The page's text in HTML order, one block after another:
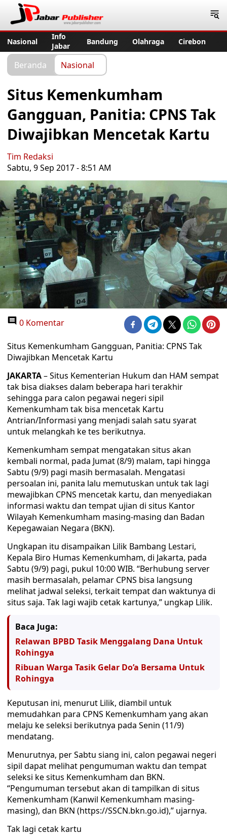
Nasional
Info
Jabar
Bandung Olahraga Cirebon
Beranda Nasional
Situs Kemenkumham
Gangguan, Panitia: CPNS Tak
Diwajibkan Mencetak Kartu
Tim Redaksi
Sabtu, 9 Sep 2017 - 8:51 AM
0 Komentar
Situs Kemenkumham Gangguan, Panitia: CPNS Tak
Diwajibkan Mencetak Kartu
JAKARTA– Situs Kementerian Hukum dan HAM sempat
tak bisa diakses dalam beberapa hari terakhir
sehingga para calon pegawai negeri sipil
Kemenkumham tak bisa mencetak Kartu
Antrian/Informasi yang menjadi salah satu syarat
untuk melangkah ke tes berikutnya.
Kemenkumham sempat mengatakan situs akan
kembali normal, pada Jumat (8/9) malam, tapi hingga
Sabtu (9/9) pagi masih bermasalah. Mengatasi
persoalan ini, panita lalu memutuskan untuk tak lagi
mewajibkan CPNS mencetak kartu, dan menyediakan
informasi waktu dan tempat ujian di situs Kantor
Wilayah Kemenkumham masing-masing dan Badan
Kepegawaian Negara (BKN).
Ungkapan itu disampaikan Lilik Bambang Lestari,
Kepala Biro Humas Kemenkumham, di Jakarta, pada
Sabtu (9/9) pagi, pukul 10:00 WIB. “Berhubung server
masih bermasalah, pelamar CPNS bisa langsung
melihat jadwal seleksi, terkait tempat dan waktunya di
situs saja. Tak lagi wajib cetak kartunya,” ungkap Lilik.
Baca Juga:
Relawan BPBD Tasik Menggalang Dana Untuk
Rohingya
Ribuan Warga Tasik Gelar Do’a Bersama Untuk
Rohingya
Keputusan ini, menurut Lilik, diambil untuk
memudahkan para CPNS Kemenkumham yang akan
melaju ke seleksi berikutnya pada Senin (11/9)
mendatang.
Menurutnya, per Sabtu siang ini, calon pegawai negeri
sipil dapat melihat pengumuman waktu dan tempat
seleksi ke situs Kemenkumham dan BKN.
“Pengumuman tersebut akan di tampilkan di situs
Kemenkumham (Kanwil Kemenkumham masing-
masing), dan BKN (https://SSCN.bkn.go.id),” ujarnya.
Tak lagi cetak kartu